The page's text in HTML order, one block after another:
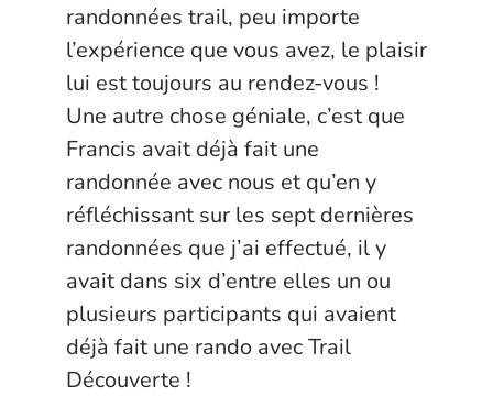
randonnées trail, peu importe
l’expérience que vous avez, le plaisir
lui est toujours au rendez-vous !
Une autre chose géniale, c’est que
Francis avait déjà fait une
randonnée avec nous et qu’en y
réfléchissant sur les sept dernières
randonnées que j’ai effectué, il y
avait dans six d’entre elles un ou
plusieurs participants qui avaient
déjà fait une rando avec Trail
Découverte !